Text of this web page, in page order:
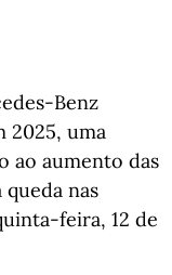
Benz
2025, uma
ao aumento das
queda nas
feira, 12 de